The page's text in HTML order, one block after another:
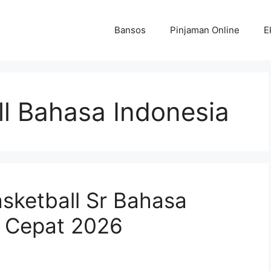
Bansos Pinjaman Online
Bahasa Indonesia
Sr Bahasa
2026